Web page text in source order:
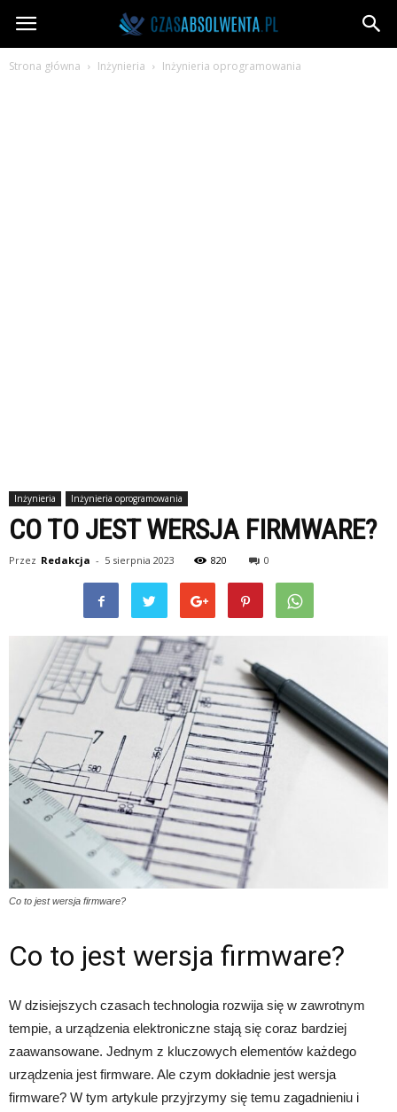
CzasAbsolwenta.pl
Strona główna Inżynieria Inżynieria oprogramowania
Inżynieria Inżynieria oprogramowania
CO TO JEST WERSJA FIRMWARE?
Przez Redakcja - 5 sierpnia 2023 820 0
Co to jest wersja firmware?
Co to jest wersja firmware?
W dzisiejszych czasach technologia rozwija się w zawrotnym
tempie, a urządzenia elektroniczne stają się coraz bardziej
zaawansowane. Jednym z kluczowych elementów każdego
urządzenia jest firmware. Ale czym dokładnie jest wersja
firmware? W tym artykule przyjrzymy się temu zagadnieniu i